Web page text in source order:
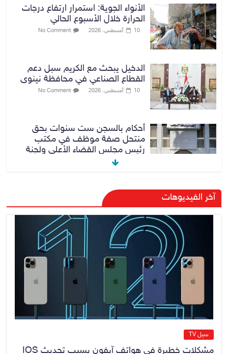
الأنواء الجوية: استمرار ارتفاع درجات
الحرارة خلال الأسبوع الحالي
10 أغسطس، 2026 No Comment
الدخيل يبحث مع الكريم سبل دعم
القطاع الصناعي في محافظة نينوى
10 أغسطس، 2026 No Comment
أحكام بالسجن ست سنوات بحق
منتحل صفة موظف في مكتب
رئيس مجلس القضاء الأعلى ولجنة
مكافحة الفساد المركزية
الدخيل والكريم يفتتحان معمل
«ألبسة ولدي» للنسيج في مدينة
الموصل بعد إعادة تأهيله
10 أغسطس، 2026 No Comment
رئيس مجلس القضاء الأعلى يستلم
التقرير السنوي لديوان الرقابة المالية
الاتحادي لسنة 2025
10 أغسطس، 2026
آخر الفيديوهات
سيل TV
مشكلات خطيرة فى هواتف آيفون بسبب تحديث IOS